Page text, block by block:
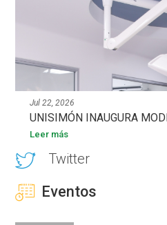
Jul 22, 2026
UNISIMÓN INAUGURA
Leer más
Twitter
Eventos